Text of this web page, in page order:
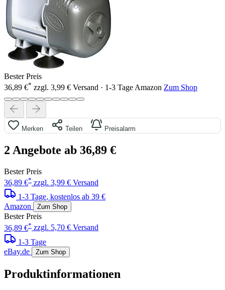
Bester Preis
36,89 €* zzgl. 3,99 € Versand · 1-3 Tage Amazon Zum Shop
Merken Teilen Preisalarm
2 Angebote ab 36,89 €
Bester Preis
36,89 €* zzgl. 3,99 € Versand
1-3 Tage, kostenlos ab 39 €
Amazon
Zum Shop
Bester Preis
36,89 €* zzgl. 5,70 € Versand
1-3 Tage
eBay.de
Zum Shop
Produktinformationen